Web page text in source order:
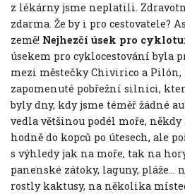
z lékárny jsme neplatili.
zdarma. Že by i pro cestovatele?
země! Nejhezčí úsek pro
úsekem pro cyklocestování byla
mezi městečky Chivirico a Pilón,
zapomenuté pobřežní silnici,
byly dny, kdy jsme téměř žádné
vedla většinou podél moře,
hodně do kopců po útesech, ale
s výhledy jak na moře, tak na
panenské zátoky, laguny, pláže…
rostly kaktusy, na několika